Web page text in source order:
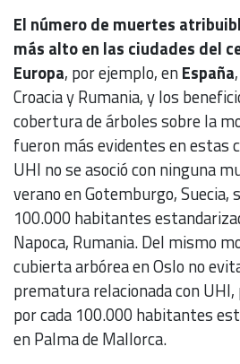
El número de muertes
más alto en las ciudades del
Europa, por ejemplo, enEspaña
Croacia y Rumania, y los
cobertura de árboles sobre la
fueron más evidentes en estas
UHI no se asoció con ninguna
verano en Gotemburgo, Suecia,
100.000 habitantes
Napoca, Rumania. Del mismo
cubierta arbórea en Oslo no
prematura relacionada con
por cada 100.000 habitantes
en Palma de Mallorca.